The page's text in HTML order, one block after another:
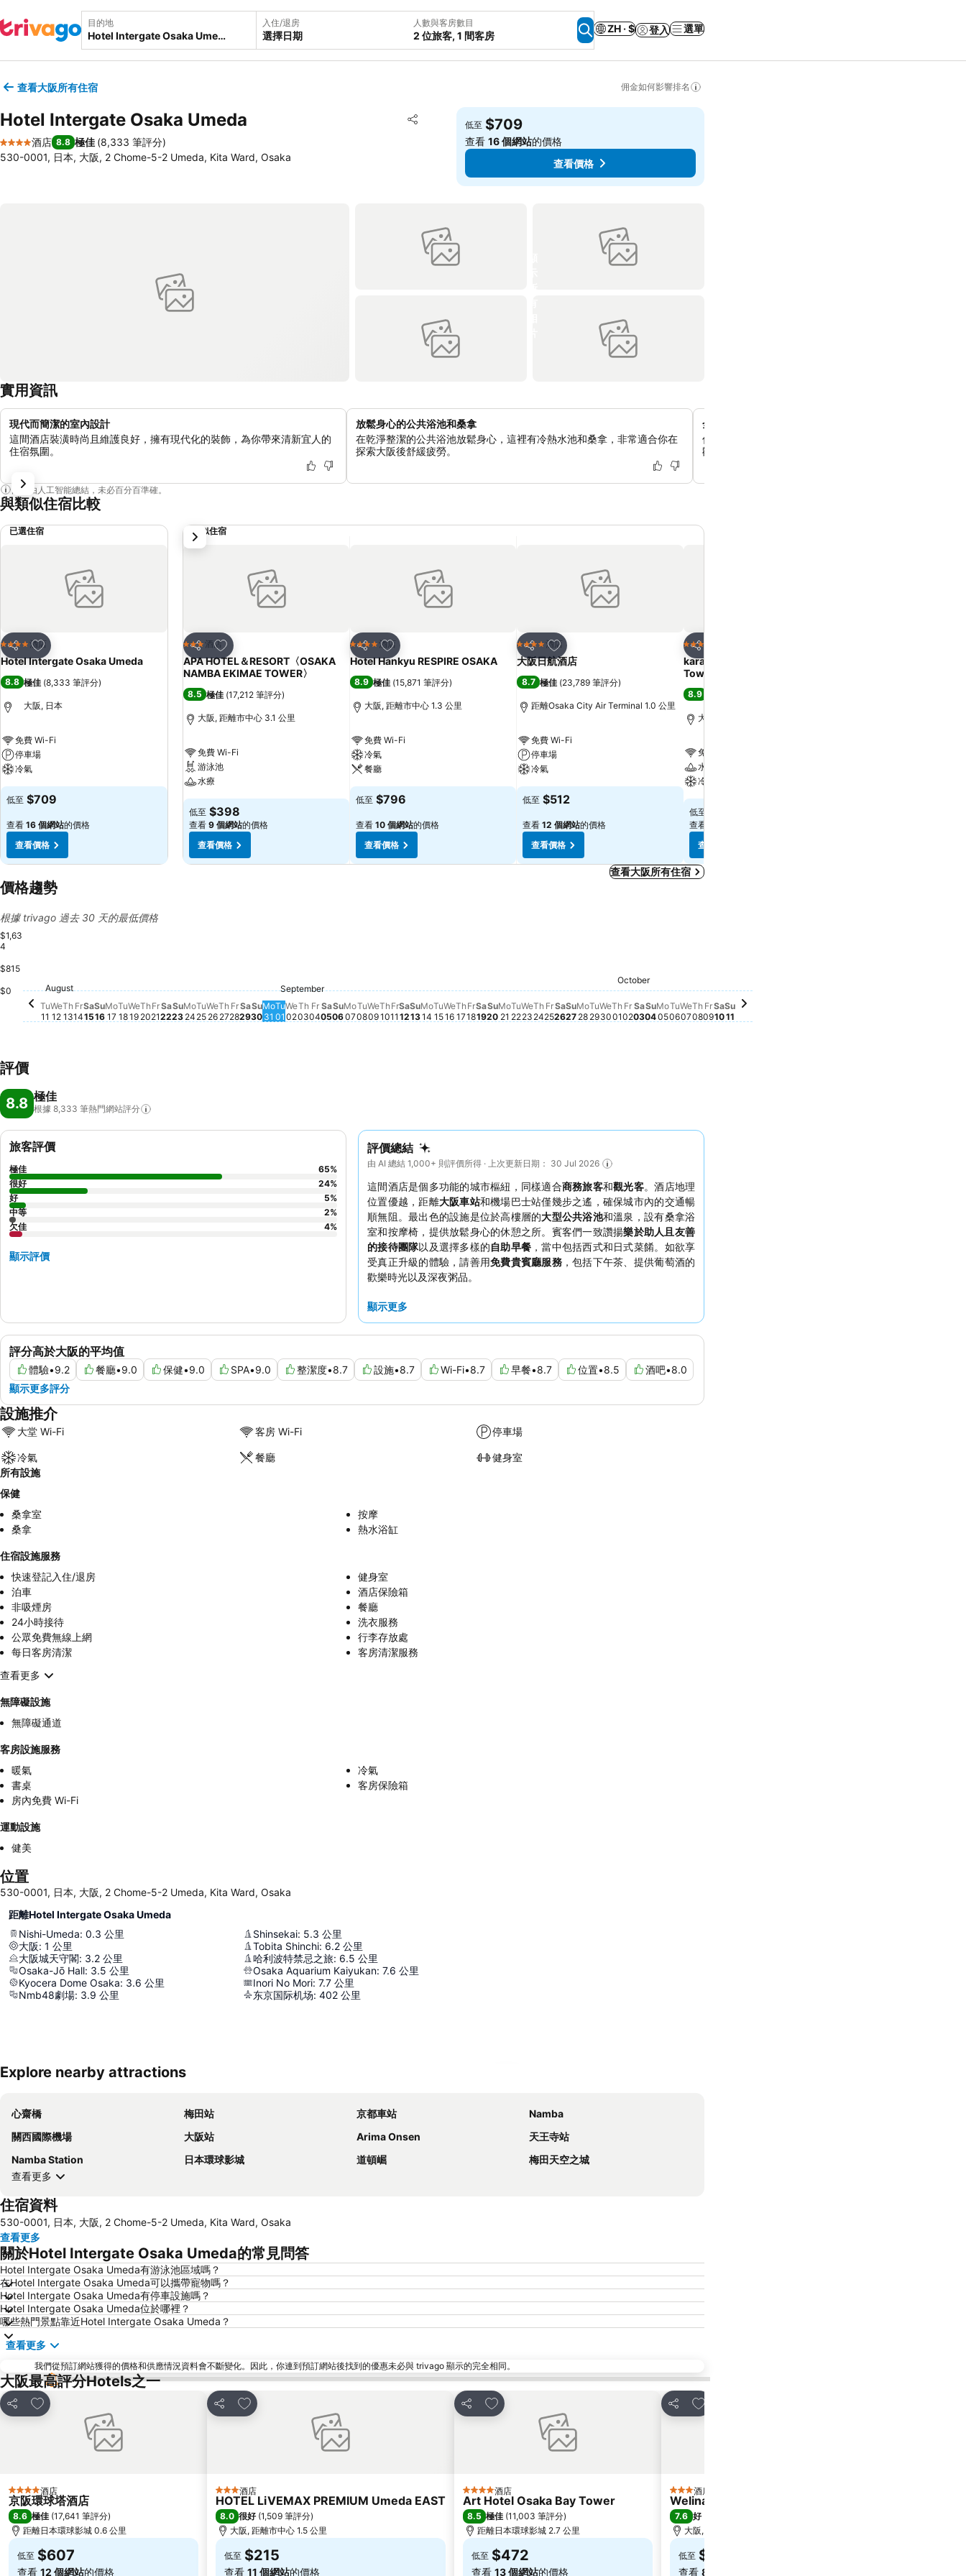
目的地 入住/退房
選擇日期
人數與客房數目
2 位旅客, 1 間客房
ZH · $ 登入 選單
查看大阪所有住宿 佣金如何影響排名
Hotel Intergate Osaka Umeda 分享
放到收藏夾
4 星級
酒店 8.8 極佳 (8,333 筆評分)
530-0001, 日本, 大阪, 2 Chome-5-2 Umeda, Kita Ward, Osaka
低至 $709
查看16 個網站的價格
查看價格
實用資訊
現代而簡潔的室內設計
這間酒店裝潢時尚且維護良好，擁有現代化的裝飾，為你帶來清新宜人的
住宿氛圍。
放鬆身心的公共浴池和桑拿
在乾淨整潔的公共浴池放鬆身心，這裡有冷熱水池和桑拿，非常適合你在
探索大阪後舒緩疲勞。
全天候獨家貴賓廳服務
你可以在全天享用免費咖啡、冰沙和果汁，晚上還有提供
歡樂時光，以及深夜茶泡飯。
內容由人工智能總結，未必百分百準確。
與類似住宿比較
已選住宿
分享
放到收藏夾
4 星級 酒店
Hotel Intergate Osaka Umeda
8.8 極佳 (8,333 筆評分)
大阪, 日本
免費 Wi-Fi
停車場
冷氣
低至 $709
查看 16 個網站的價格
查看價格
類似住宿
分享
放到收藏夾
3 星級酒店
APA HOTEL＆RESORT〈OSAKA
NAMBA EKIMAE TOWER〉
8.5 極佳 (17,212 筆評分)
大阪, 距離市中心 3.1 公里
免費 Wi-Fi
游泳池
水療
低至 $398
查看 9 個網站的價格
查看價格
分享
放到收藏夾
4 星級 酒店
Hotel Hankyu RESPIRE OSAKA
8.9 極佳 (15,871 筆評分)
大阪, 距離市中心 1.3 公里
免費 Wi-Fi
冷氣
餐廳
低至 $796
查看 10 個網站的價格
查看價格
分享
放到收藏夾
4 星級 酒店
大阪日航酒店
8.7 極佳 (23,789 筆評分)
距離Osaka City Air Terminal 1.0 公里
免費 Wi-Fi
停車場
冷氣
低至 $512
查看 12 個網站的價格
查看價格
分享
4 星級
karaksa hotel grande Shin-Osaka
Tower
8.9
大阪, 距離市中心 4.4 公里
免費 Wi-Fi
水療
冷氣
低至
查看
查看價格
下一步
查看大阪所有住宿
價格趨勢
根據 trivago 過去 30 天的最低價格
$1,63
4
$815
$0 Tuesday, August 11
$834
August
Tu
11
Wednesday, August 12
$821
We
12
Thursday, August 13
$834
Th
13
Friday, August 14
$851
Fr
14
Sa
15
Sunday, August 16
$800
Su
16
Monday, August 17
$793
Mo
17
Tuesday, August 18
$796
Tu
18
Wednesday, August 19
$809
We
19
Thursday, August 20
$810
Th
20
Friday, August 21
$840
Fr
21
Sa
22
Sunday, August 23
$820
Su
23
Monday, August 24
$809
Mo
24
Tuesday, August 25
$791
Tu
25
Wednesday, August 26
$810
We
26
Thursday, August 27
$807
Th
27
Friday, August 28
$923
Fr
28
Saturday, August 29
Sa
29
Sunday, August 30
$757
Su
30
Monday, August 31
$764
Mo
31
Tuesday, September 01
$810
September
Tu
01
Wednesday, September 02
$793
We
02
Thursday, September 03
$963
Th
03
Friday, September 04
$1,036
Fr
04
Sa
05
Sunday, September 06
$842
Su
06
Monday, September 07
$831
Mo
07
Tuesday, September 08
$827
Tu
08
Wednesday, September 09
$845
We
09
Thursday, September 10
$851
Th
10
Friday, September 11
$986
Fr
11
Sa
12
Sunday, September 13
$839
Su
13
Monday, September 14
$833
Mo
14
Tuesday, September 15
$892
Tu
15
Wednesday, September 16
$890
We
16
Thursday, September 17
$819
Th
17
Friday, September 18
$830
Fr
18
Sa
19
Su
20
Monday, September 21
Mo
21
Tuesday, September 22
Tu
22
Wednesday, September 23
$857
We
23
Thursday, September 24
$879
Th
24
Friday, September 25
Fr
25
Saturday, September 26
Sa
26
Sunday, September 27
$838
Su
27
Monday, September 28
$849
Mo
28
Tuesday, September 29
$847
Tu
29
Wednesday, September 30
$850
We
30
Thursday, October 01
$1,196
October
Th
01
Friday, October 02
$1,218
Fr
02
Saturday, October 03
$1,392
Sa
03
Su
04
Mo
05
Tu
06
We
07
Th
08
Fr
09
Sa
10
Su
11
評價
8.8 極佳
根據 8,333 筆熱門網站評分
評價總結
由 AI 總結 1,000+ 則評價所得 · 上次更新日期： 30 Jul 2026
這間酒店是個多功能的城市樞紐，同樣適合商務旅客和觀光客。酒店地理
位置優越，距離大阪車站和機場巴士站僅幾步之遙，確保城市內的交通暢
順無阻。最出色的設施是位於高樓層的大型公共浴池和溫泉，設有桑拿浴
室和按摩椅，提供放鬆身心的休憩之所。賓客們一致讚揚樂於助人且友善
的接待團隊以及選擇多樣的自助早餐 ，當中包括西式和日式菜餚。如欲享
受真正升級的體驗，請善用免費貴賓廳服務，包括下午茶、提供葡萄酒的
歡樂時光以及深夜粥品。
顯示更多
評分高於大阪的平均值
體驗•9.2 餐廳•9.0 保健•9.0 SPA•9.0 整潔度•8.7 設施•8.7 Wi-Fi•8.7 早餐•8.7 位置•8.5 酒吧•8.0
顯示更多評分
旅客評價
極佳 65%
很好
24%
好
5%
中等
2%
欠佳
4%
顯示評價
設施推介
大堂 Wi-Fi 客房 Wi-Fi 停車場
冷氣 餐廳
健身室
所有設施
保健
桑拿室
按摩
桑拿
熱水浴缸
住宿設施服務
快速登記入住/退房
健身室
泊車
酒店保險箱
非吸煙房
餐廳
24小時接待
洗衣服務
公眾免費無線上網
行李存放處
每日客房清潔
客房清潔服務
查看更多
無障礙設施
無障礙通道
客房設施服務
暖氣
冷氣
書桌
客房保險箱
房內免費 Wi-Fi
運動設施
健美
位置
530-0001, 日本, 大阪, 2 Chome-5-2 Umeda, Kita Ward, Osaka
距離Hotel Intergate Osaka Umeda
Nishi-Umeda: 0.3 公里
大阪: 1 公里
大阪城天守閣: 3.2 公里
Osaka-Jō Hall: 3.5 公里
Kyocera Dome Osaka: 3.6 公里
Nmb48劇場: 3.9 公里
Shinsekai: 5.3 公里
Tobita Shinchi: 6.2 公里
哈利波特禁忌之旅: 6.5 公里
Osaka Aquarium Kaiyukan: 7.6 公里
Inori No Mori: 7.7 公里
东京国际机场: 402 公里
Explore nearby attractions
心齋橋 梅田站 京都車站
Namba
關西國際機場
大阪站 Arima Onsen
天王寺站
Namba Station
日本環球影城 道頓崛
梅田天空之城
查看更多
住宿資料
530-0001, 日本, 大阪, 2 Chome-5-2 Umeda, Kita Ward, Osaka
查看更多
關於Hotel Intergate Osaka Umeda的常見問答
Hotel Intergate Osaka Umeda有游泳池區域嗎？
在Hotel Intergate Osaka Umeda可以攜帶寵物嗎？
Hotel Intergate Osaka Umeda有停車設施嗎？
Hotel Intergate Osaka Umeda位於哪裡？
哪些熱門景點靠近Hotel Intergate Osaka Umeda？
查看更多
我們從預訂網站獲得的價格和供應情況資料會不斷變化。因此，你連到預訂網站後找到的優惠未必與 trivago 顯示的完全相同。
大阪最高評分Hotels之一
分享
放到收藏夾
4 星級 酒店
京阪環球塔酒店
8.6 極佳 (17,641 筆評分)
距離日本環球影城 0.6 公里
低至 $607
查看 12 個網站的價格
分享
放到收藏夾
3 星級酒店
HOTEL LiVEMAX PREMIUM Umeda EAST
8.0 很好 (1,509 筆評分)
大阪, 距離市中心 1.5 公里
低至 $215
查看 11 個網站的價格
分享
放到收藏夾
4 星級 酒店
Art Hotel Osaka Bay Tower
8.5 極佳 (11,003 筆評分)
距離日本環球影城 2.7 公里
低至 $472
查看 13 個網站的價格
分享
放到收藏夾
3 星級酒店
Welina Hotel Premier Nakanoshima West
7.6 好
大阪, 距離市中心 0.8 公里
低至 $297
查看 8 個網站